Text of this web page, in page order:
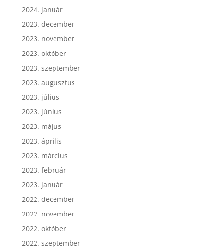
2024. január
2023. december
2023. november
2023. október
2023. szeptember
2023. augusztus
2023. július
2023. június
2023. május
2023. április
2023. március
2023. február
2023. január
2022. december
2022. november
2022. október
2022. szeptember